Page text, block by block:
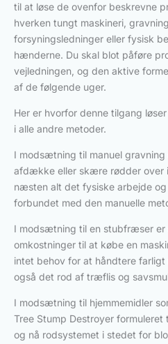
til at løse de ovenfor beskrevne
hverken tungt maskineri,
forsyningsledninger eller fysisk
hænderne. Du skal blot påføre
vejledningen, og den aktive
af de følgende uger.
Her er hvorfor denne tilgang
i alle andre metoder.
I modsætning til manuel
afdække eller skære rødder over
næsten alt det fysiske arbejde
forbundet med den manuelle
I modsætning til en stubfræser er
omkostninger til at købe en
intet behov for at håndtere
også det rod af træflis og
I modsætning til hjemmemidler
Tree Stump Destroyer
og nå rodsystemet i stedet for